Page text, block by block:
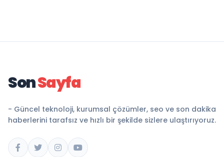
SonSayfa
- Güncel teknoloji, kurumsal çözümler, seo ve son dakika
haberlerini tarafsız ve hızlı bir şekilde sizlere ulaştırıyoruz.